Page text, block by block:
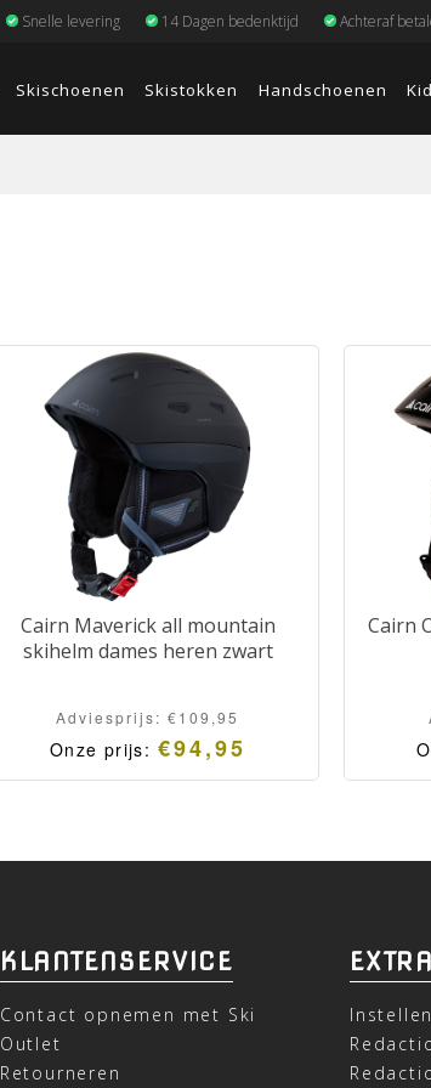
Snelle levering 14 Dagen bedenktijd Achteraf
Skischoenen Skistokken Handschoenen
Cairn Maverick all mountain
skihelm dames heren zwart
Adviesprijs:€109,95
Onze prijs: €94,95
Cairn
KLANTENSERVICE
Contact opnemen met Ski
Outlet
Retourneren
EXTRA